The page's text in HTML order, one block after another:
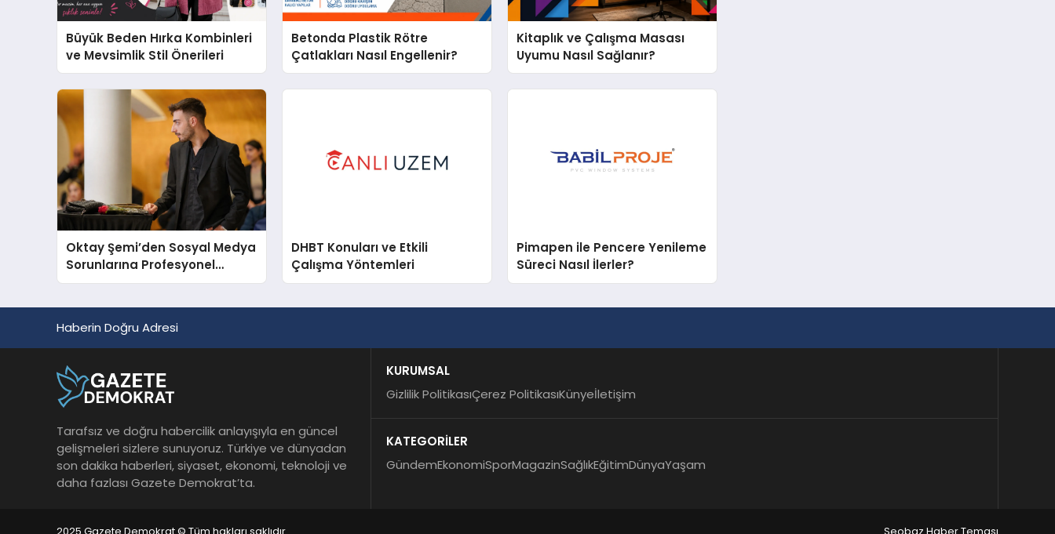
Büyük Beden Hırka Kombinleri
ve Mevsimlik Stil Önerileri
Betonda Plastik Rötre
Çatlakları Nasıl Engellenir?
Kitaplık ve Çalışma Masası
Uyumu Nasıl Sağlanır?
Oktay Şemi’den Sosyal Medya
Sorunlarına Profesyonel
Müdahale ve Hızlı Çözüm
DHBT Konuları ve Etkili
Çalışma Yöntemleri
Pimapen ile Pencere Yenileme
Süreci Nasıl İlerler?
Haberin Doğru Adresi
Tarafsız ve doğru habercilik anlayışıyla en güncel
gelişmeleri sizlere sunuyoruz. Türkiye ve dünyadan
son dakika haberleri, siyaset, ekonomi, teknoloji ve
daha fazlası Gazete Demokrat’ta.
KURUMSAL
Gizlilik PolitikasıÇerez PolitikasıKünyeİletişim
KATEGORİLER
GündemEkonomiSporMagazinSağlıkEğitimDünyaYaşam